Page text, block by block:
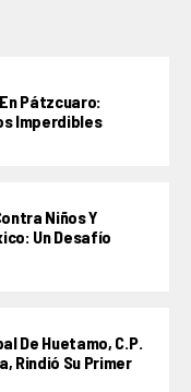
Pátzcuaro:
Imperdibles
Niños Y
Un Desafío
De Huetamo, C.P.
Rindió Su Primer